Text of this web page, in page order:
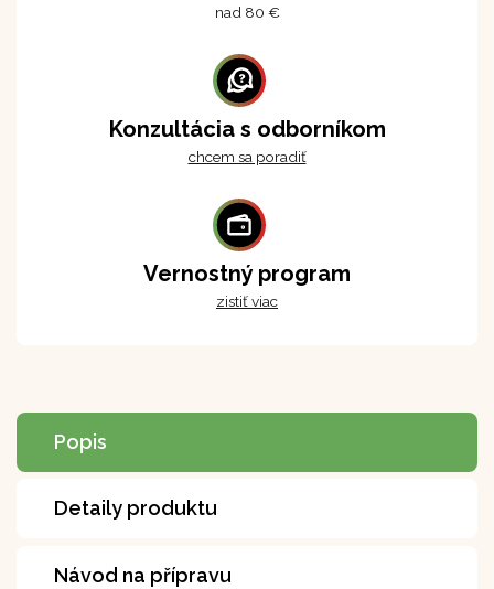
nad 80 €
Konzultácia s odborníkom
chcem sa poradiť
Vernostný program
zistiť viac
Popis
Detaily produktu
Návod na přípravu